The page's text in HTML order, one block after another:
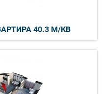
40.3 М/КВ